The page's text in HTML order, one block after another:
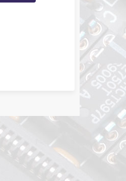
49.83